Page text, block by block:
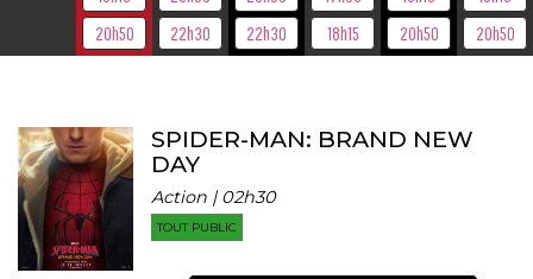
20h50
22h30
22h30
18h15
20h50
20h50
SPIDER-MAN: BRAND NEW
DAY
Action | 02h30
TOUT PUBLIC